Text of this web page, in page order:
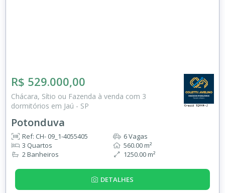
R$ 529.000,00
Chácara, Sítio ou Fazenda à venda com 3
dormitórios em Jaú - SP
Potonduva
Ref: CH- 09_1-4055405
3 Quartos
2 Banheiros
6 Vagas
560.00 m²
1250.00 m²
DETALHES